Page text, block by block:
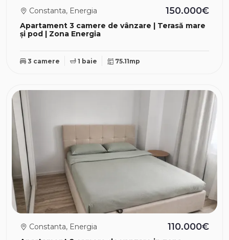
Apartament 3 camere de vânzare | Terasă mare
și pod | Zona Energia
Constanta, Energia 150.000€
3 camere 1 baie 75.11mp
Constanta, Energia 110.000€